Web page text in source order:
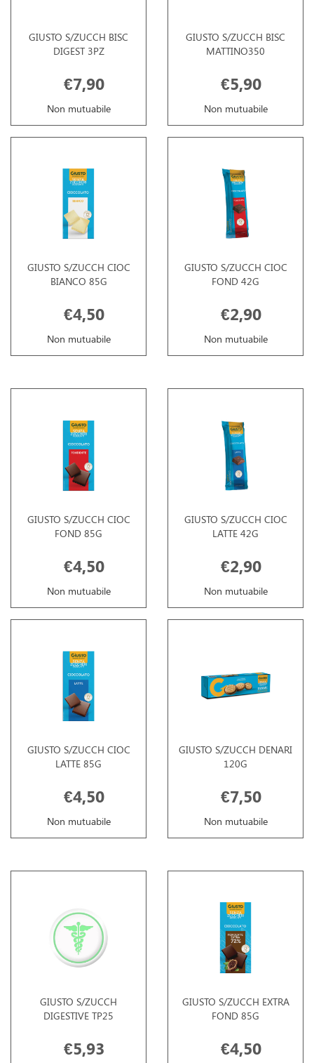
GIUSTO S/ZUCCH BISC
DIGEST 3PZ
€7,90
Non mutuabile
GIUSTO S/ZUCCH BISC
MATTINO350
€5,90
Non mutuabile
GIUSTO S/ZUCCH CIOC
BIANCO 85G
€4,50
Non mutuabile
GIUSTO S/ZUCCH CIOC
FOND 42G
€2,90
Non mutuabile
GIUSTO S/ZUCCH CIOC
FOND 85G
€4,50
Non mutuabile
GIUSTO S/ZUCCH CIOC
LATTE 42G
€2,90
Non mutuabile
GIUSTO S/ZUCCH CIOC
LATTE 85G
€4,50
Non mutuabile
GIUSTO S/ZUCCH DENARI
120G
€7,50
Non mutuabile
GIUSTO S/ZUCCH
DIGESTIVE TP25
€5,93
GIUSTO S/ZUCCH EXTRA
FOND 85G
€4,50